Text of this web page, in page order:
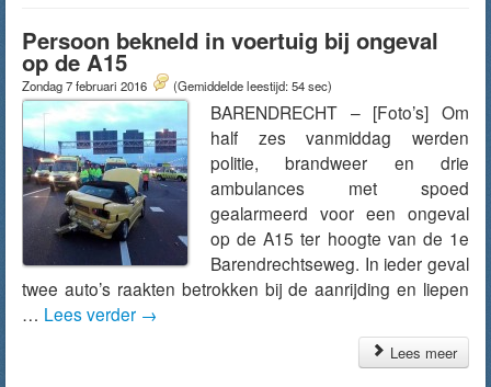
Persoon bekneld in voertuig bij ongeval
op de A15
Zondag 7 februari 2016 (Gemiddelde leestijd: 54 sec)
BARENDRECHT – [Foto’s] Om
half zes vanmiddag werden
politie, brandweer en drie
ambulances met spoed
gealarmeerd voor een ongeval
op de A15 ter hoogte van de 1e
Barendrechtseweg. In ieder geval
twee auto’s raakten betrokken bij de aanrijding en liepen
… Lees verder →
Lees meer